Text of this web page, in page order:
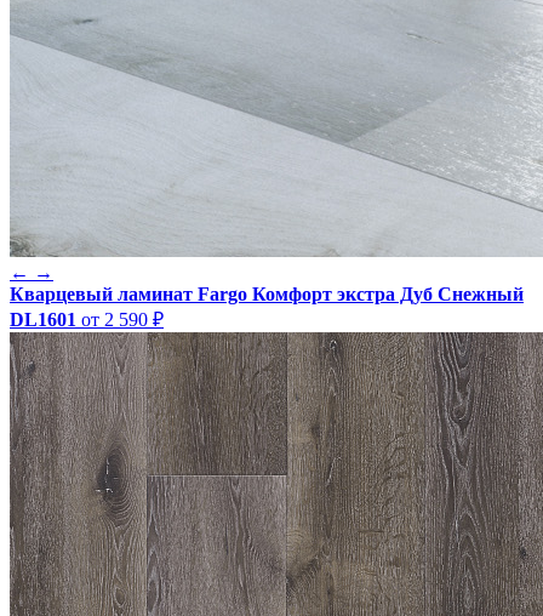
← →
Кварцевый ламинат Fargo Комфорт экстра Дуб Снежный
DL1601 от 2 590 ₽